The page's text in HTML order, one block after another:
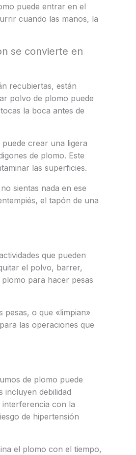
puede entrar en el
cuando las manos, la
se convierte en
recubiertas, están
polvo de plomo puede
la boca antes de
crear una ligera
de plomo. Este
las superficies.
sientas nada en ese
el tapón de una
que pueden
el polvo, barrer,
para hacer pesas
pesas, o que «limpian»
las operaciones que
de plomo puede
incluyen debilidad
con la
de hipertensión
el plomo con el tiempo,